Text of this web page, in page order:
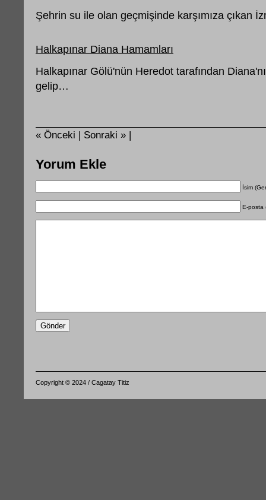
Şehrin su ile olan geçmişinde karşımıza çıkan
Halkapınar Diana Hamamları
Halkapınar Gölü'nün Heredot tarafından
gelip…
« Önceki | Sonraki » |
Yorum Ekle
İsim
E-posta
Copyright © 2024 / Cagatay Titiz